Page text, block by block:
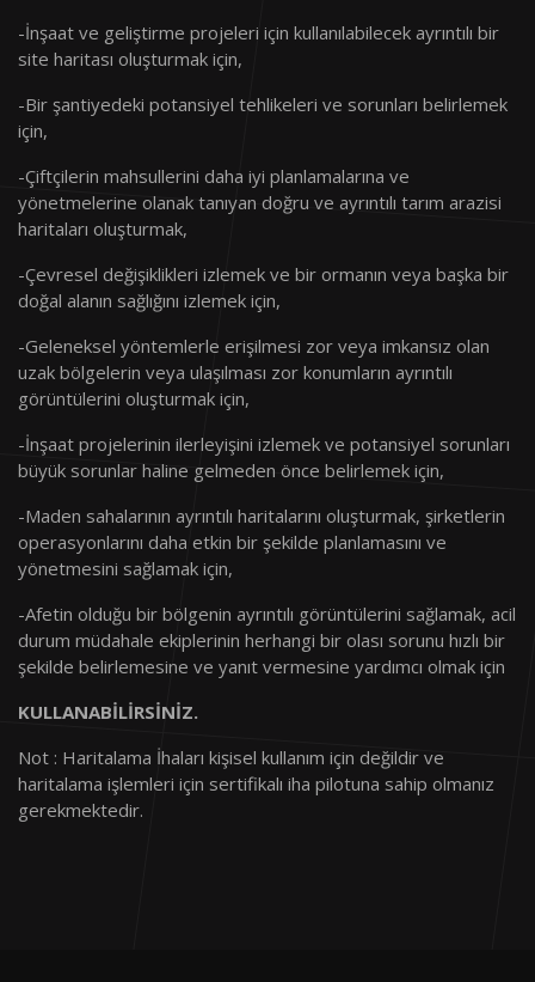
-İnşaat ve geliştirme projeleri için kullanılabilecek ayrıntılı bir
site haritası oluşturmak için,
-Bir şantiyedeki potansiyel tehlikeleri ve sorunları belirlemek
için,
-Çiftçilerin mahsullerini daha iyi planlamalarına ve
yönetmelerine olanak tanıyan doğru ve ayrıntılı tarım arazisi
haritaları oluşturmak,
-Çevresel değişiklikleri izlemek ve bir ormanın veya başka bir
doğal alanın sağlığını izlemek için,
-Geleneksel yöntemlerle erişilmesi zor veya imkansız olan
uzak bölgelerin veya ulaşılması zor konumların ayrıntılı
görüntülerini oluşturmak için,
-İnşaat projelerinin ilerleyişini izlemek ve potansiyel sorunları
büyük sorunlar haline gelmeden önce belirlemek için,
-Maden sahalarının ayrıntılı haritalarını oluşturmak, şirketlerin
operasyonlarını daha etkin bir şekilde planlamasını ve
yönetmesini sağlamak için,
-Afetin olduğu bir bölgenin ayrıntılı görüntülerini sağlamak, acil
durum müdahale ekiplerinin herhangi bir olası sorunu hızlı bir
şekilde belirlemesine ve yanıt vermesine yardımcı olmak için
KULLANABİLİRSİNİZ.
Not : Haritalama İhaları kişisel kullanım için değildir ve
haritalama işlemleri için sertifikalı iha pilotuna sahip olmanız
gerekmektedir.
Kamera
Tırmanma Hızı
Maksimum Alçalma
Hızı
4m/Sn
Hızı
Maksimum Uçuş
Seviyesi
400m (Yazılım ile Sınırlandırılımıştır)
(Yasal Seviye)
Direnci
Süresi
Çalışma Sıcaklığı 0 °C - 50 °C
Kumanda Frekansı 2,4 GHz
Maksimum
Kumanda Menzili